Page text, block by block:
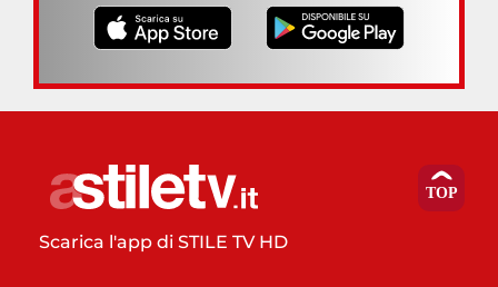
Scarica l'app di STILE TV HD